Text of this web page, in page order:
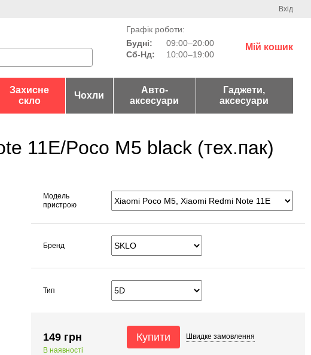
Вхід
Графік роботи:
Будні:
09:00–20:00
Сб-Нд:
10:00–19:00
Мій кошик
Захисне
скло
Чохли
Авто-
аксесуари
Гаджети,
аксесуари
11E/Poco M5 black (тех.пак)
Модель
пристрою
Бренд
Тип
149 грн
В наявності
Купити Швидке замовлення